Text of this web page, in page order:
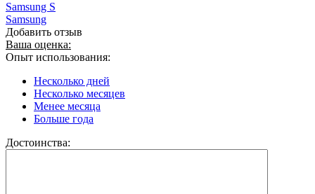
Samsung S
Samsung
Добавить отзыв
Ваша оценка:
Опыт использования:
Несколько дней
Несколько месяцев
Менее месяца
Больше года
Достоинства: